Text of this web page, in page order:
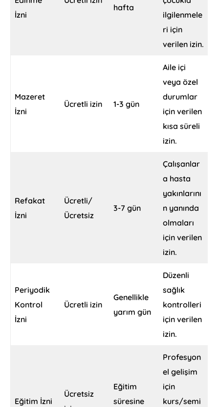
İzni
hafta
ilgilenmele
ri için
verilen izin.
Mazeret
İzni
Ücretli izin 1-3 gün
Aile içi
veya özel
durumlar
için verilen
kısa süreli
izin.
Refakat
İzni
Ücretli/
Ücretsiz
3-7 gün
Çalışanlar
a hasta
yakınlarını
n yanında
olmaları
için verilen
izin.
Periyodik
Kontrol
İzni
Ücretli izin
Genellikle
yarım gün
Düzenli
sağlık
kontrolleri
için verilen
izin.
Eğitim İzni
Ücretsiz
Eğitim
süresine
Profesyon
el gelişim
için
kurs/semi